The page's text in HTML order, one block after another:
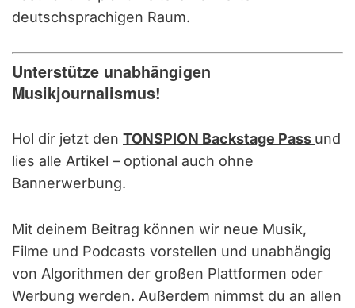
deutschsprachigen Raum.
Unterstütze unabhängigen
Musikjournalismus!
Hol dir jetzt den TONSPION Backstage Pass und
lies alle Artikel – optional auch ohne
Bannerwerbung.
Mit deinem Beitrag können wir neue Musik,
Filme und Podcasts vorstellen und unabhängig
von Algorithmen der großen Plattformen oder
Werbung werden. Außerdem nimmst du an allen